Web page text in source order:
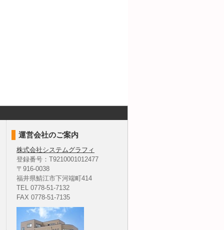
運営会社のご案内
株式会社システムグラフィ
登録番号：T9210001012477
〒916-0038
福井県鯖江市下河端町414
TEL 0778-51-7132
FAX 0778-51-7135